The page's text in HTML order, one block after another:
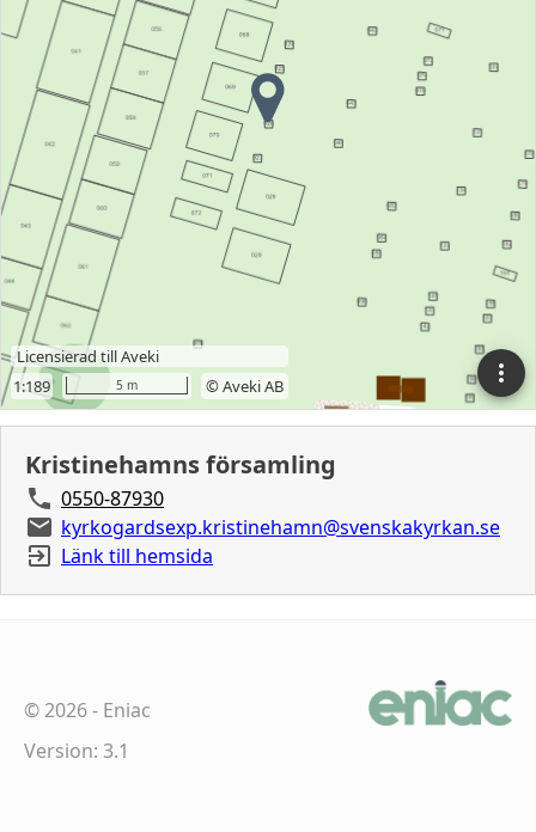
Kristinehamns församling
0550-87930
kyrkogardsexp.kristinehamn@svenskakyrkan.se
Länk till hemsida
©2026- Eniac
Version: 3.1